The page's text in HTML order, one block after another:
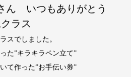
ん いつもありがとう
ラス
スでしました。
た”キラキラペン立て”
て作った”お手伝い券”